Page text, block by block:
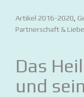
Artikel 2016-2020
Partnerschaft & Liebe
Das
und